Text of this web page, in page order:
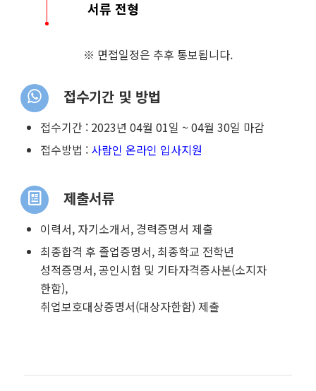
서류 전형
※ 면접일정은 추후 통보됩니다.
접수기간 및 방법
접수기간 : 2023년 04월 01일 ~ 04월 30일 마감
접수방법 : 사람인 온라인 입사지원
제출서류
이력서, 자기소개서, 경력증명서 제출
최종합격 후 졸업증명서, 최종학교 전학년
성적증명서, 공인시험 및 기타자격증사본(소지자
한함),
취업보호대상증명서(대상자한함) 제출